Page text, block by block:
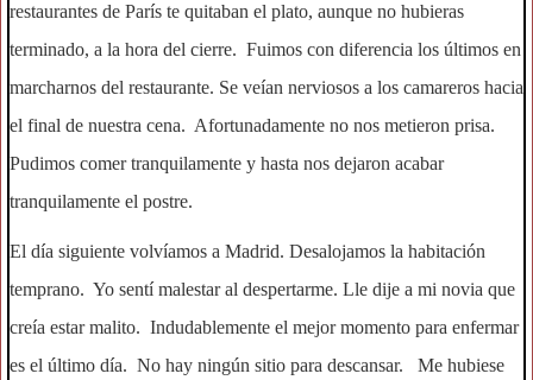
restaurantes de París te quitaban el plato, aunque no hubieras
terminado, a la hora del cierre. Fuimos con diferencia los últimos en
marcharnos del restaurante. Se veían nerviosos a los camareros hacia
el final de nuestra cena. Afortunadamente no nos metieron prisa.
Pudimos comer tranquilamente y hasta nos dejaron acabar
tranquilamente el postre.
El día siguiente volvíamos a Madrid. Desalojamos la habitación
temprano. Yo sentí malestar al despertarme. Lle dije a mi novia que
creía estar malito. Indudablemente el mejor momento para enfermar
es el último día. No hay ningún sitio para descansar. Me hubiese